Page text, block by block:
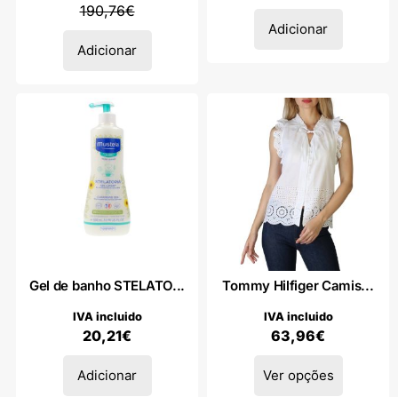
190,76€
Adicionar
Adicionar
Gel de banho STELATO...
20,21€
IVA incluido
Adicionar
Tommy Hilfiger Camis...
63,96€
IVA incluido
Ver opções